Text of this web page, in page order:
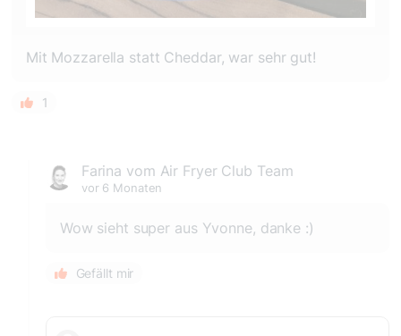
Mit Mozzarella statt Cheddar, war sehr gut!
1
Farina vom Air Fryer Club Team
vor 6 Monaten
Wow sieht super aus Yvonne, danke :)
Gefällt mir